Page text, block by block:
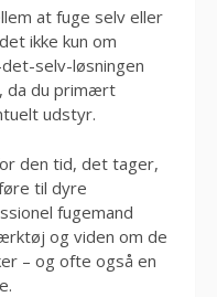
at fuge selv eller
ikke kun om
selv-løsningen
da du primært
udstyr.
den tid, det tager,
til dyre
fugemand
og viden om de
– og ofte også en